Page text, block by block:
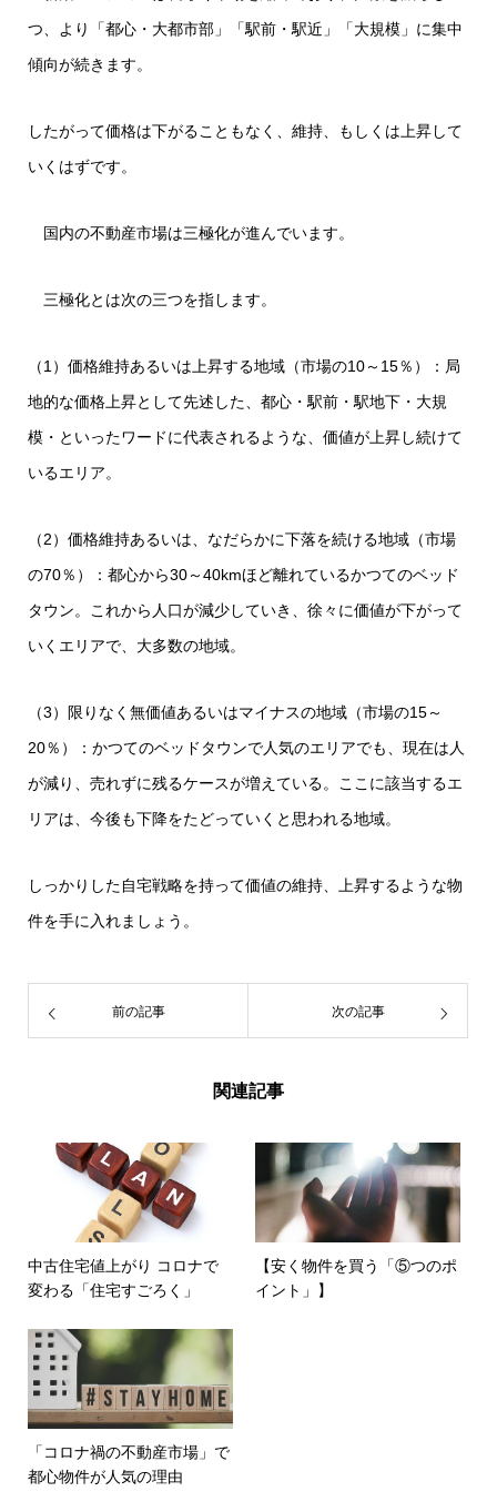
つ、より「都心・大都市部」「駅前・駅近」「大規模」に集中
傾向が続きます。
したがって価格は下がることもなく、維持、もしくは上昇して
いくはずです。
国内の不動産市場は三極化が進んでいます。
三極化とは次の三つを指します。
（1）価格維持あるいは上昇する地域（市場の10～15％）：局
地的な価格上昇として先述した、都心・駅前・駅地下・大規
模・といったワードに代表されるような、価値が上昇し続けて
いるエリア。
（2）価格維持あるいは、なだらかに下落を続ける地域（市場
の70％）：都心から30～40kmほど離れているかつてのベッド
タウン。これから人口が減少していき、徐々に価値が下がって
いくエリアで、大多数の地域。
（3）限りなく無価値あるいはマイナスの地域（市場の15～
20％）：かつてのベッドタウンで人気のエリアでも、現在は人
が減り、売れずに残るケースが増えている。ここに該当するエ
リアは、今後も下降をたどっていくと思われる地域。
しっかりした自宅戦略を持って価値の維持、上昇するような物
件を手に入れましょう。
前の記事 次の記事
関連記事
中古住宅値上がり コロナで
変わる「住宅すごろく」
【安く物件を買う「⑤つのポ
イント」】
「コロナ禍の不動産市場」で
都心物件が人気の理由